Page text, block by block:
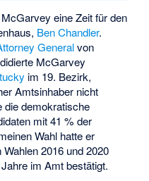
eine Zeit für den
Ben Chandler.
Generalvon
McGarvey
im 19. Bezirk,
Amtsinhaber nicht
die demokratische
mit 41 % der
Wahl hatte er
2016 und 2020
im Amt bestätigt.